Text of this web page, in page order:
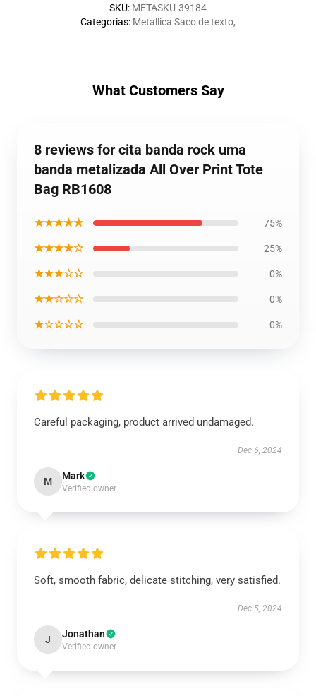
SKU: METASKU-39184
Categorias: Metallica Saco de texto,
What Customers Say
8 reviews for cita banda rock uma
banda metalizada All Over Print Tote
Bag RB1608
★★★★★ 75%
★★★★☆ 25%
★★★☆☆ 0%
★★☆☆☆ 0%
★☆☆☆☆ 0%
Careful packaging, product arrived undamaged.
Dec 6, 2024
M Mark
Verified owner
Soft, smooth fabric, delicate stitching, very satisfied.
Dec 5, 2024
J Jonathan
Verified owner